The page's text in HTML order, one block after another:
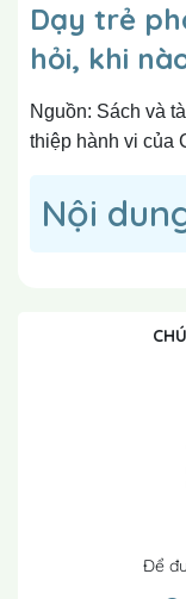
Dạy trẻ
hỏi, khi
Nguồn: Sách và
thiệp hành vi của
Nội
Để